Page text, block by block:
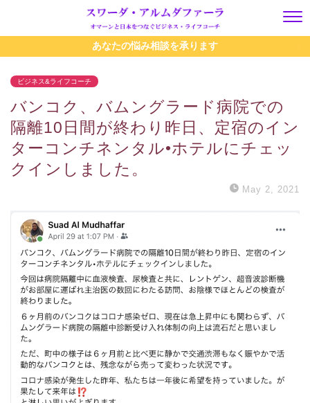
あなたの悩み相談を承ります
ビジネス&ライフコーチ
バンコク、バムングラード病院での
隔離10日間が終わり昨日、定宿のイン
ターコンチネンタル•ホテルにチェッ
クインしました。
May 2, 2021